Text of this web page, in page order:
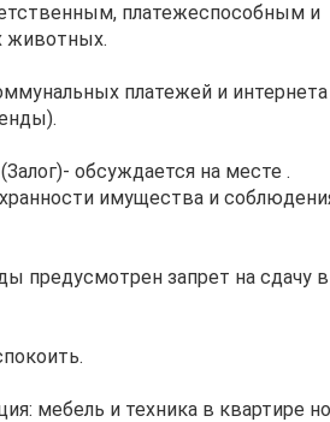
платежеспособным и
животных.
платежей и интернета
обсуждается на месте .
имущества и
предусмотрен запрет на сдачу в
мебель и техника в квартире